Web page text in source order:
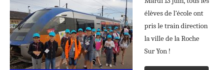
élèves de l’école ont
pris le train direction
la ville de la Roche
Sur Yon !